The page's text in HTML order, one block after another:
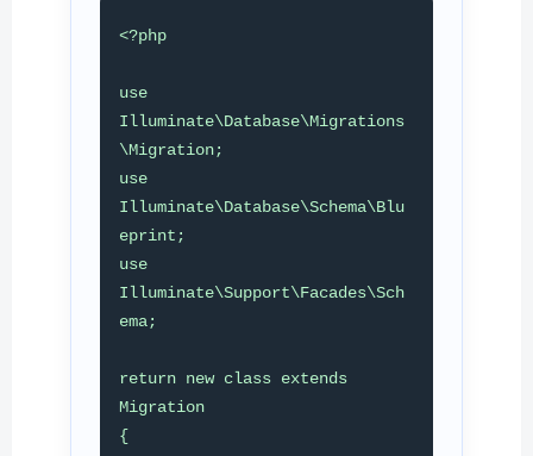
<?php
use
Illuminate\Database\Migrations
\Migration;
use
Illuminate\Database\Schema\Blu
eprint;
use
Illuminate\Support\Facades\Sch
ema;
return new class extends
Migration
{